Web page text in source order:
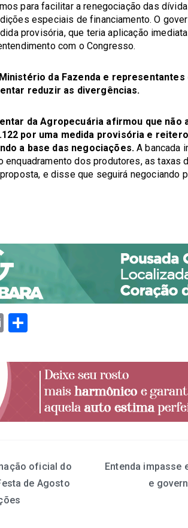
para facilitar a renegociação das
especiais de financiamento. O
provisória, que teria aplicação
com o Congresso.
da Fazenda e representantes
reduzir as divergências.
da Agropecuária afirmou que não
por uma medida provisória e
a base das negociações. A bancada
enquadramento dos produtores, as taxas
e disse que seguirá negociando
Email
oficial do
de Agosto
Entenda impasse
e